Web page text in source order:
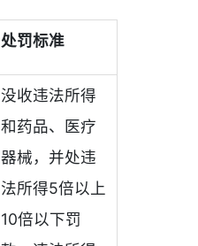
处罚标准
没收违法所得
和药品、医疗
器械，并处违
法所得5倍以上
10倍以下罚